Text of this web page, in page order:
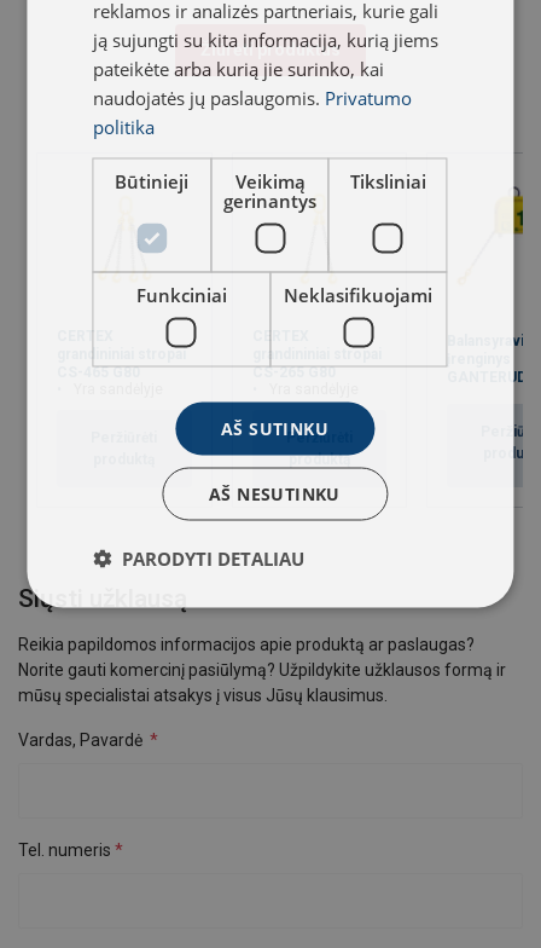
Žiūrėti produktus
grandininiai stropai
CS-465 G80
grandininiai stropai
CS-265 G80
Peržiūrėti
produktą
GANTERUD
Siųsti užklausą
Reikia papildomos informacijos apie produktą ar paslaugas?
Norite gauti komercinį pasiūlymą? Užpildykite užklausos formą ir
mūsų specialistai atsakys į visus Jūsų klausimus.
Vardas, Pavardė
Tel. numeris
reklamos ir analizės partneriais, kurie gali
ją sujungti su kita informacija, kurią jiems
pateikėte arba kurią jie surinko, kai
naudojatės jų paslaugomis. Privatumo
politika
Būtinieji
Veikimą
gerinantys
Tiksliniai
Funkciniai Neklasifikuojami
AŠ SUTINKU
AŠ NESUTINKU
PARODYTI DETALIAU